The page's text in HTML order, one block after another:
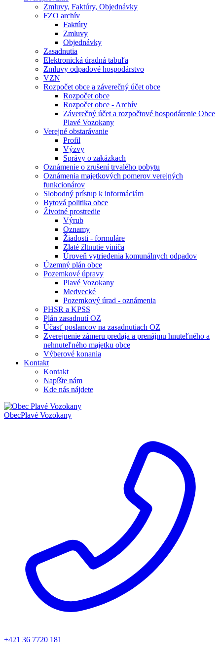
Zmluvy, Faktúry, Objednávky
FZO archív
Faktúry
Zmluvy
Objednávky
Zasadnutia
Elektronická úradná tabuľa
Zmluvy odpadové hospodárstvo
VZN
Rozpočet obce a záverečný účet obce
Rozpočet obce
Rozpočet obce - Archív
Záverečný účet a rozpočtové hospodárenie Obce
Plavé Vozokany
Verejné obstarávanie
Profil
Výzvy
Správy o zakázkach
Oznámenie o zrušení trvalého pobytu
Oznámenia majetkových pomerov verejných
funkcionárov
Slobodný prístup k informáciám
Bytová politika obce
Životné prostredie
Výrub
Oznamy
Žiadosti - formuláre
Zlaté žltnutie viniča
Úroveň vytriedenia komunálnych odpadov
Územný plán obce
Pozemkové úpravy
Plavé Vozokany
Medvecké
Pozemkový úrad - oznámenia
PHSR a KPSS
Plán zasadnutí OZ
Účasť poslancov na zasadnutiach OZ
Zverejnenie zámeru predaja a prenájmu hnuteľného a
nehnuteľného majetku obce
Výberové konania
Kontakt
Kontakt
Napíšte nám
Kde nás nájdete
ObecPlavé Vozokany
+421 36 7720 181